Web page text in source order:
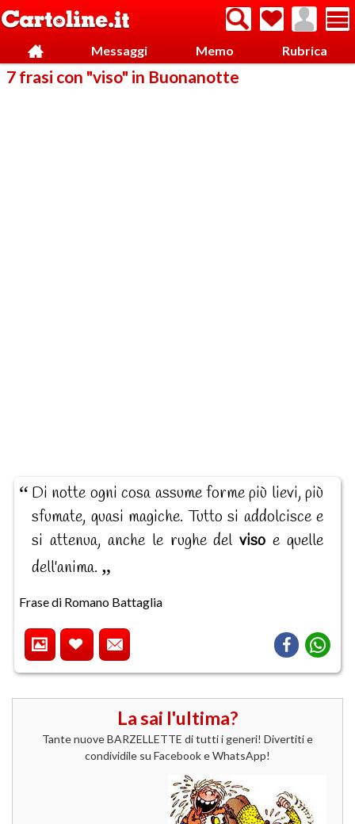
Messaggi Memo Rubrica
7 frasi con "viso" in Buonanotte
Di notte ogni cosa assume forme più lievi, più
sfumate, quasi magiche. Tutto si addolcisce e
si attenua, anche le rughe delviso e quelle
dell'anima.
Frase di Romano Battaglia
La sai l'ultima?
Tante nuove BARZELLETTE di tutti i generi! Divertiti e
condividile su Facebook e WhatsApp!